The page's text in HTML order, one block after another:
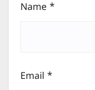
Name *
Email *